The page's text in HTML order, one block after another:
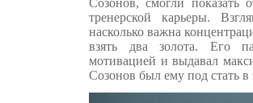
Созонов, смогли показать
тренерской карьеры.
насколько важна
взять два золота. Его
мотивацией и выдавал
Созонов был ему под стать